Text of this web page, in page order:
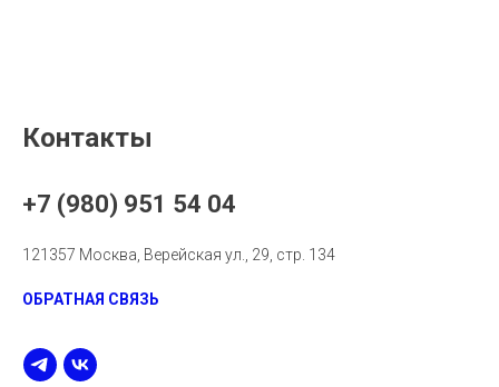
Контакты
+7 (980) 951 54 04
121357 Москва, Верейская ул., 29, стр. 134
ОБРАТНАЯ СВЯЗЬ